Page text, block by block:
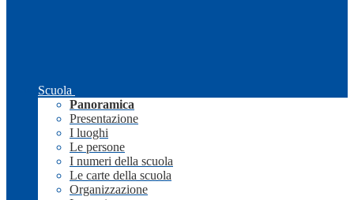
Scuola
Panoramica
Presentazione
I luoghi
Le persone
I numeri della scuola
Le carte della scuola
Organizzazione